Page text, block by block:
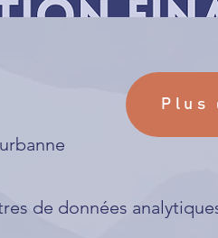
de données
Plus